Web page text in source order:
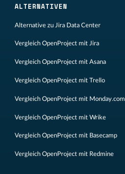
ALTERNATIVEN
Alternative zu Jira Data Center
Vergleich OpenProject mit Jira
Vergleich OpenProject mit Asana
Vergleich OpenProject mit Trello
Vergleich OpenProject mit Monday.com
Vergleich OpenProject mit Wrike
Vergleich OpenProject mit Basecamp
Vergleich OpenProject mit Redmine